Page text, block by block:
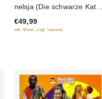
of
5
nelsja (Die schwarze Katze)
(5 serij) (2 Blu-Ray)
€49,99
inkl. Mwst., zzgl. Versand